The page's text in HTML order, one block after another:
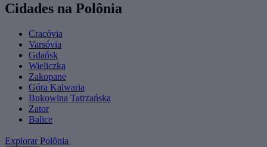
Cidades na Polônia
Cracóvia
Varsóvia
Gdańsk
Wieliczka
Zakopane
Góra Kalwaria
Bukowina Tatrzańska
Zator
Balice
Explorar Polônia